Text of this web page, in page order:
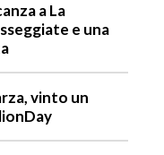
a La
e una
vinto un